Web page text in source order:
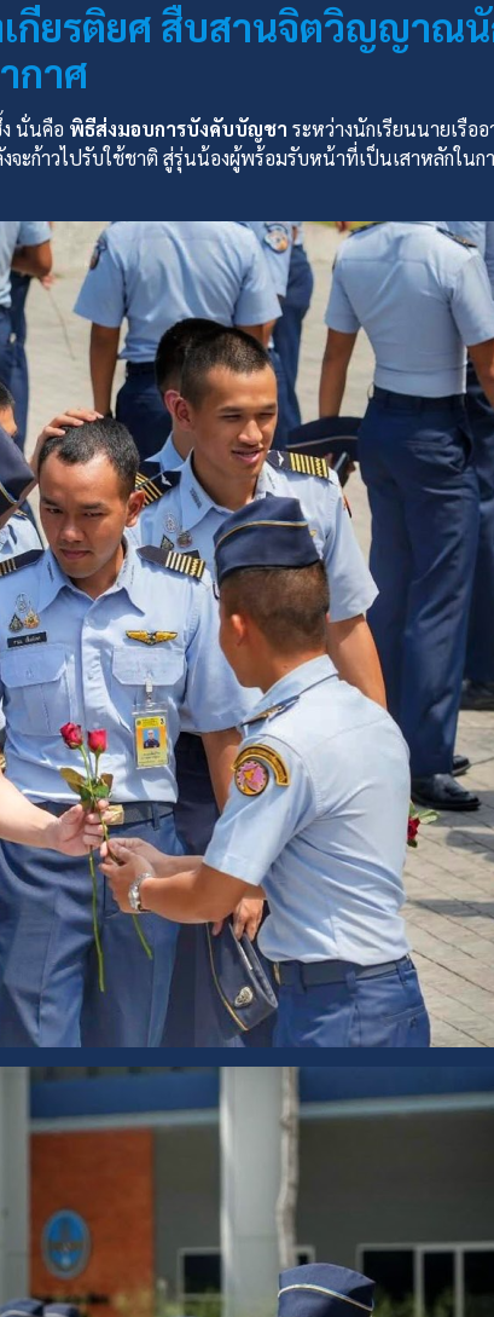
ยรติยศ สืบสานจิตวิญญาณนั
กาศ
นั่นคือ พิธีส่งมอบการบังคับบัญชา ระหว่างนักเรียนนายเรื
จะก้าวไปรับใช้ชาติ สู่รุ่นน้องผู้พร้อมรับหน้าที่เป็นเสาหลักใน